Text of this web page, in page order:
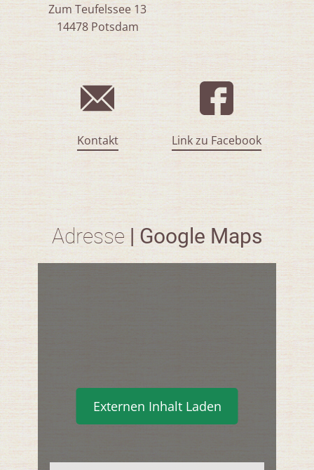
Zum Teufelssee 13
14478 Potsdam
Kontakt Link zu Facebook
Adresse| Google Maps
Externen Inhalt Laden